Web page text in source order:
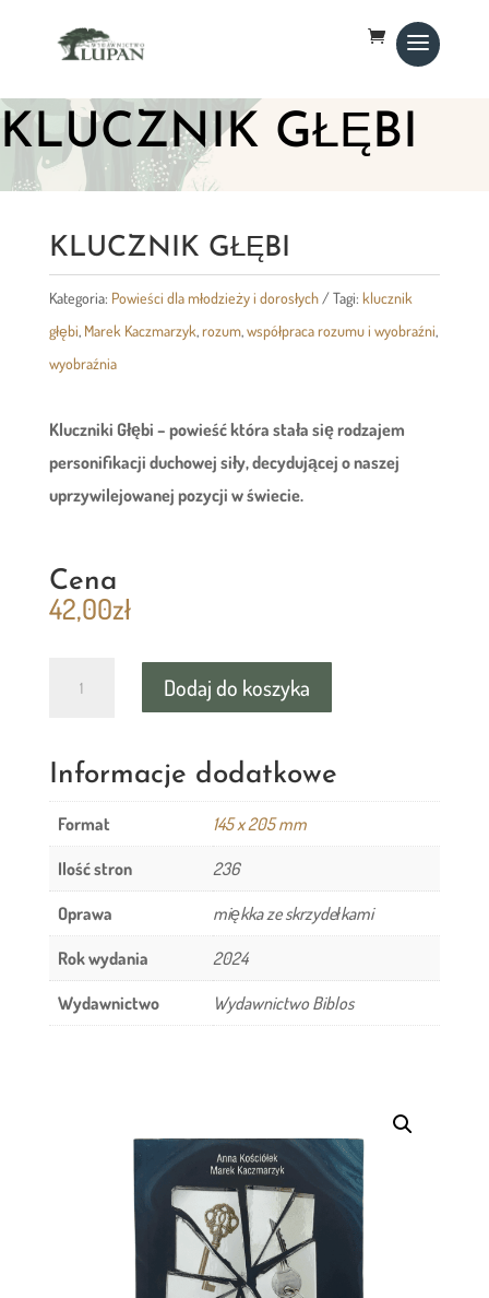
KLUCZNIK GŁĘBI
KLUCZNIK GŁĘBI
Kategoria: Powieści dla młodzieży i dorosłych Tagi: klucznik
głębi, Marek Kaczmarzyk,rozum,współpraca rozumu i wyobraźni,
wyobraźnia
Kluczniki Głębi – powieść która stała się rodzajem
personifikacji duchowej siły, decydującej o naszej
uprzywilejowanej pozycji w świecie.
Cena
42,00zł
Dodaj do koszyka
Informacje dodatkowe
Format 145 x 205 mm
Ilość stron 236
Oprawa miękka ze skrzydełkami
Rok wydania 2024
Wydawnictwo Wydawnictwo Biblos